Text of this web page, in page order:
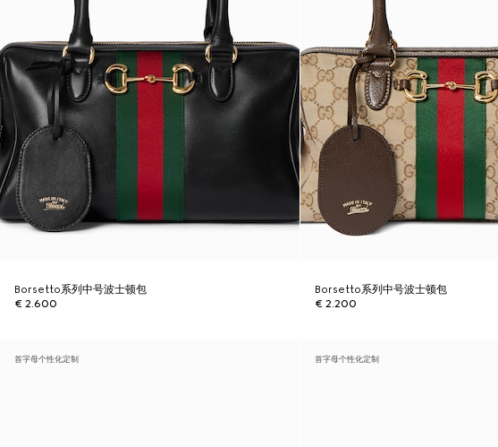
Borsetto系列中号波士顿包
€ 2.600
Borsetto系列中号波士顿包
€ 2.200
首字母个性化定制 首字母个性化定制